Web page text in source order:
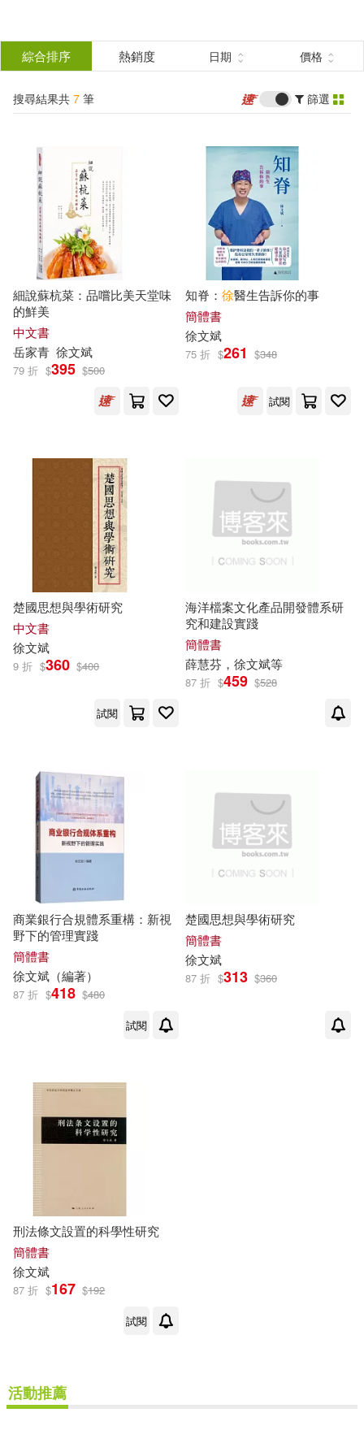
結
分類 (單選)
所有商品(7) 圖書(7)
作者 (可複選)
徐文斌(5)
徐文斌（編著）(1)
薛慧芬，徐文斌等(1)
上海人民出版社(1)
中國金融出版社(1)
天津人民出版社(1)
廣西師範大學出版社(1)
食為天文創有限公司(1)
配送方式 (可複選)
可超商取貨(7)
可港澳店取(7)
可新加坡店取(7)
其他 (可複選)
作者/演唱/譯/編/繪(7)
價格
範圍
綜合排序 熱銷度 日期 價格
搜尋結果共 7 筆 篩選
細說蘇杭菜：品嚐比美天堂味
的鮮美
中文書
岳家青 徐文斌
79 折 $395 $500
知脊： 徐醫生告訴你的事
簡體書
徐文斌
75 折 $261 $348
試閱
楚國思想與學術研究
中文書
徐文斌
9 折 $360 $400
試閱
海洋檔案文化產品開發體系研
究和建設實踐
簡體書
薛慧芬， 徐文斌等
87 折 $459 $528
商業銀行合規體系重構：新視
野下的管理實踐
簡體書
徐文斌 （編著）
87 折 $418 $480
試閱
楚國思想與學術研究
簡體書
徐文斌
87 折 $313 $360
刑法條文設置的科學性研究
簡體書
徐文斌
87 折 $167 $192
試閱
活動推薦